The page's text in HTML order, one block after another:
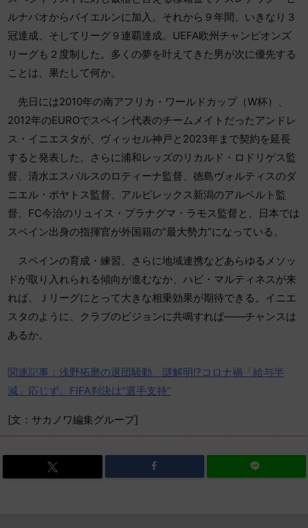
ルナバオからバイエルンに加入。それから９年間、いきなり３
冠達成、そしてリーグ９連覇達成。UEFA欧州チャンピオンズ
リーグも２度制した。多くの夢を叶えてきた男が次に優先する
ことは、果たして何か。
先日には2010年の南アフリカ・ワールドカップ（W杯）、
2012年のEUROでスペイン代表のチームメイトだったアンドレ
ス・イニエスタが、ヴィッセル神戸と2023年まで契約を延長
すると発表した。さらに浦和レッズのリカルド・ロドリゲス監
督、清水エスパルスのロティーナ監督、徳島ヴォルティスのダ
ニエル・ポヤトス監督、アルビレックス新潟のアルベルト監
督、FC今治のリュイス・プラナグマ・ラモス監督と、日本では
スペイン出身の指揮官が外国籍の“最大勢力”になっている。
スペインの育成・練習、さらに地域連携などあらゆるメソッ
ドが取り入れられる傾向が進むなか、ハビ・マルティネスが来
れば、Ｊリーグにとって大きな相乗効果が期待できる。イニエ
スタのように、クラブのビジョンに共鳴すれば――チャンスは
あるか。
関連記事：浅野拓磨の退団騒動、謎解明!?コロナ禍「給与半
減」応じず。FIFA判決は“選手支持”
[文：サカノワ編集グループ]